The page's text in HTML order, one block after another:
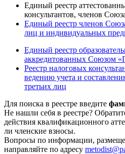
Единый реестр
консультантов, членов
Единый реестр членов
лиц и индивидуальных
Единый реестр
аккредитованных Союзом
Реестр налоговых
ведению учета и
третьих лиц
Для поиска в реестре введите
Не нашли себя в реестре?
действия квалификационного
ли членские взносы.
Вопросы по информации,
направляйте по адресу